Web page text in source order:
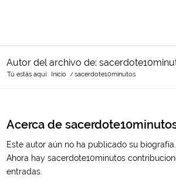
Autor del archivo de:
Tú estás aquí: Inicio / sacerdote10minutos
Acerca de
Este autor aún no ha publicado su biografía.
Ahora haysacerdote10minutos
entradas.